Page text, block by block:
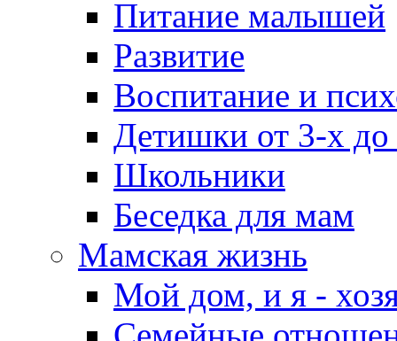
Питание малышей
Развитие
Воспитание и
Детишки от 3-х
Школьники
Беседка для мам
Мамская жизнь
Мой дом, и я -